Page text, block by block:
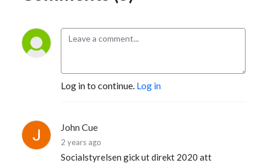
Log in to continue. Log in
John Cue
2 years ago
Socialstyrelsen gick ut direkt 2020 att